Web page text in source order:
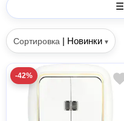
☰
Сортировка | Новинки ▾
-42%